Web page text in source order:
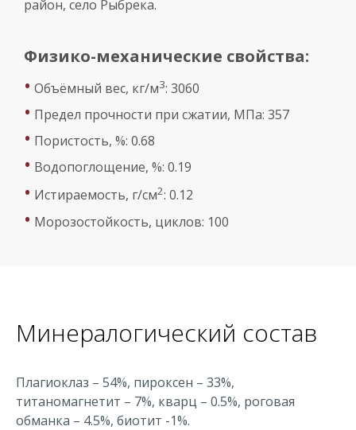
район, село Рыбрека.
Физико-механические свойства:
• Объёмный вес, кг/м3: 3060
• Предел прочности при сжатии, МПа: 357
• Пористость, %: 0.68
• Водопоглощение, %: 0.19
• Истираемость, г/см2: 0.12
• Морозостойкость, циклов: 100
Минералогический состав
Плагиоклаз – 54%, пироксен – 33%,
титаномагнетит – 7%, кварц – 0.5%, роговая
обманка – 4.5%, биотит -1%.